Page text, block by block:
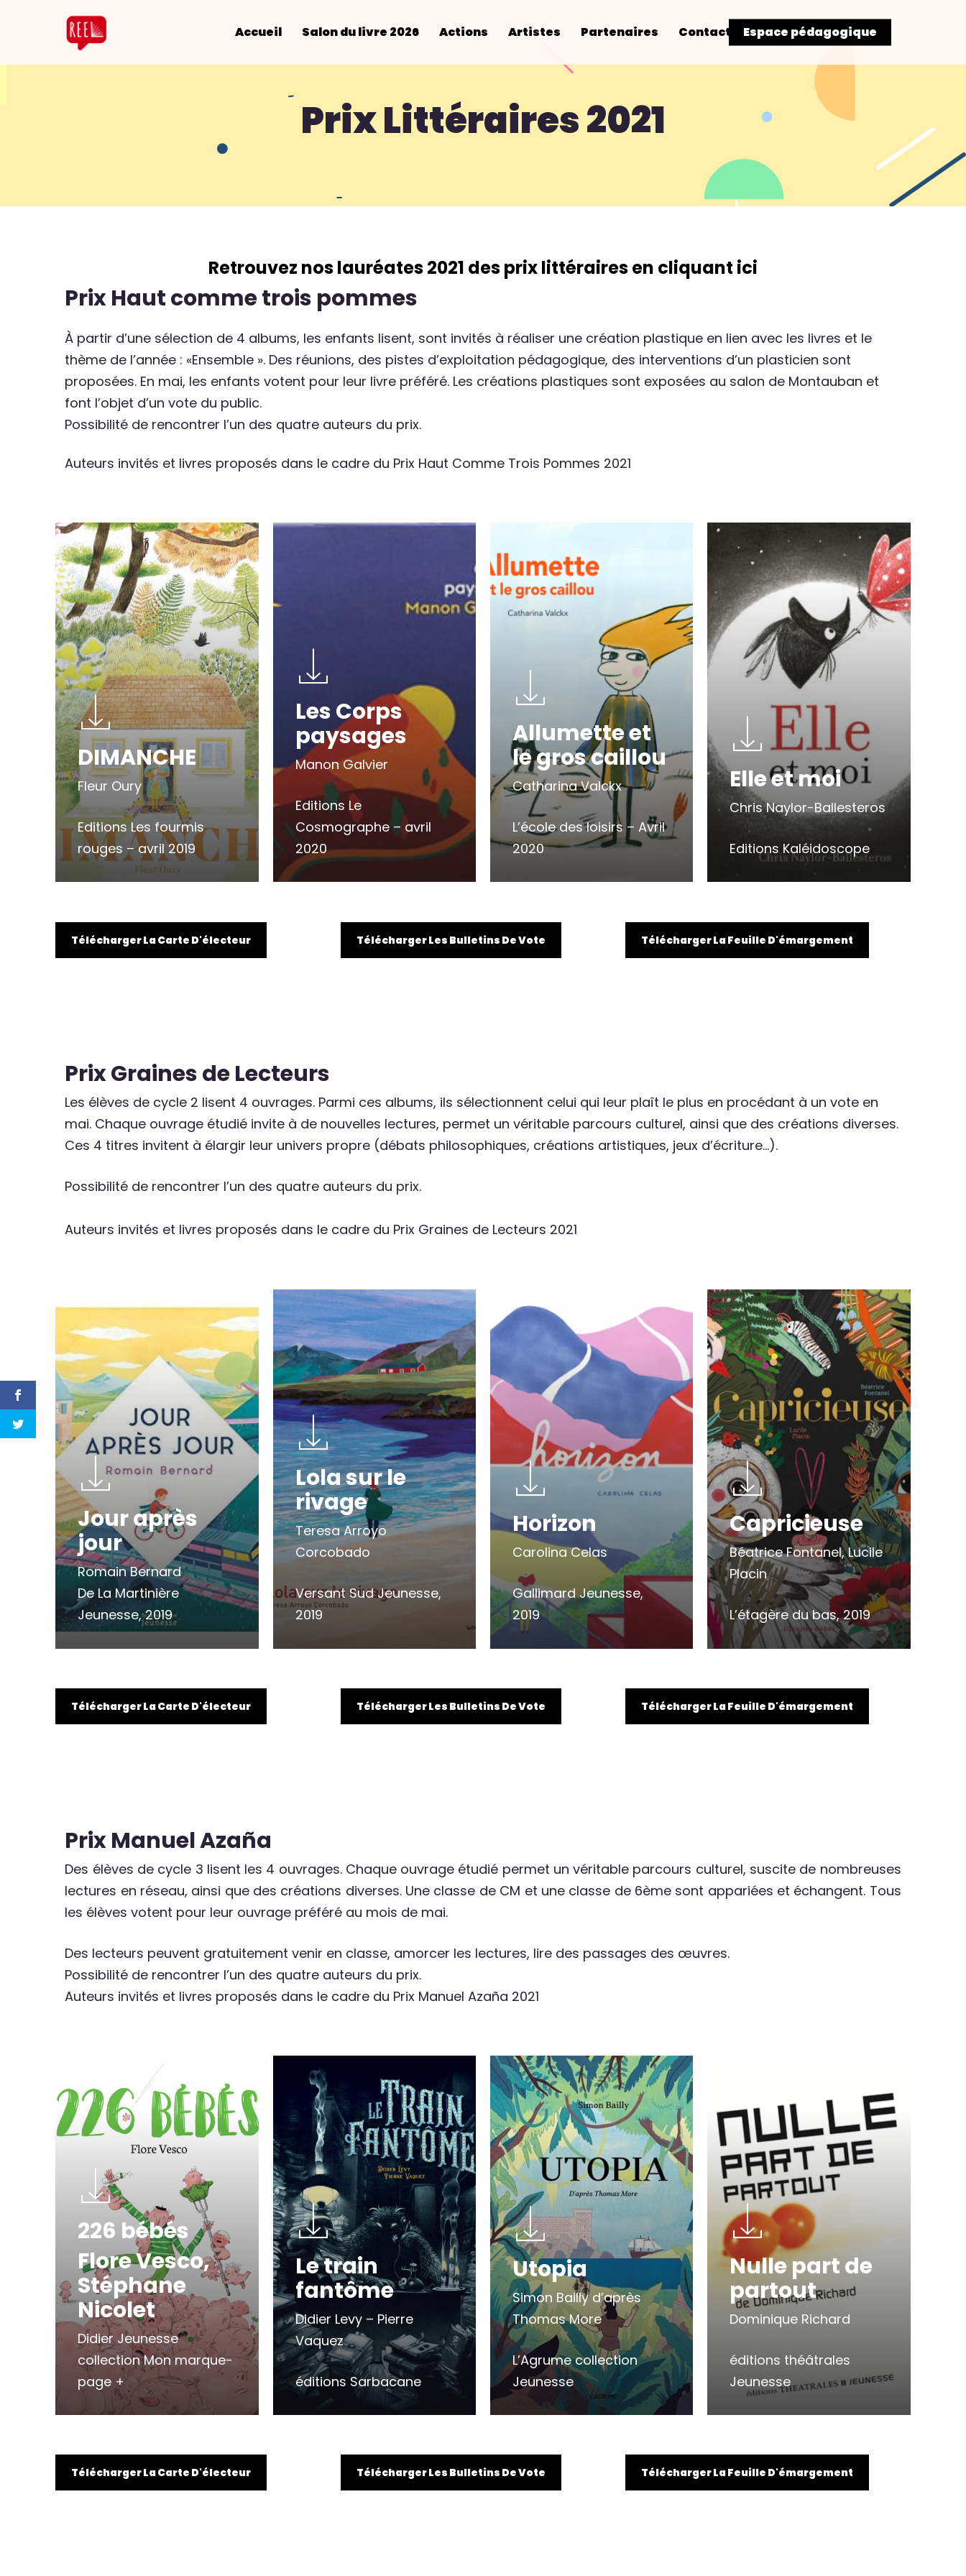
Accueil Salon du livre 2026 Actions Artistes Partenaires Contact Espace pédagogique
Prix Littéraires 2021
Retrouvez nos lauréates 2021 des prix littéraires en cliquant ici
Prix Haut comme trois pommes
À partir d’une sélection de 4 albums, les enfants lisent, sont invités à réaliser une création plastique en lien avec les livres et le
thème de l’année : «Ensemble ». Des réunions, des pistes d’exploitation pédagogique, des interventions d’un plasticien sont
proposées. En mai, les enfants votent pour leur livre préféré. Les créations plastiques sont exposées au salon de Montauban et
font l’objet d’un vote du public.
Possibilité de rencontrer l’un des quatre auteurs du prix.
Auteurs invités et livres proposés dans le cadre du Prix Haut Comme Trois Pommes 2021
DIMANCHE
Fleur Oury
Editions Les fourmis
rouges – avril 2019
Les Corps
paysages
Manon Galvier
Editions Le
Cosmographe – avril
2020
Allumette et
le gros caillou
Catharina Valckx
L’école des loisirs – Avril
2020
Elle et moi
Chris Naylor-Ballesteros
Editions Kaléidoscope
Télécharger La Carte D'électeur Télécharger Les Bulletins De Vote Télécharger La Feuille D'émargement
Prix Graines de Lecteurs
Les élèves de cycle 2 lisent 4 ouvrages. Parmi ces albums, ils sélectionnent celui qui leur plaît le plus en procédant à un vote en
mai. Chaque ouvrage étudié invite à de nouvelles lectures, permet un véritable parcours culturel, ainsi que des créations diverses.
Ces 4 titres invitent à élargir leur univers propre (débats philosophiques, créations artistiques, jeux d’écriture…).
Possibilité de rencontrer l’un des quatre auteurs du prix.
Auteurs invités et livres proposés dans le cadre du Prix Graines de Lecteurs 2021
Jour après
jour
Romain Bernard
De La Martinière
Jeunesse, 2019
Lola sur le
rivage
Teresa Arroyo
Corcobado
Versant Sud Jeunesse,
2019
Horizon
Carolina Celas
Gallimard Jeunesse,
2019
Capricieuse
Béatrice Fontanel, Lucile
Placin
L’étagère du bas, 2019
Télécharger La Carte D'électeur Télécharger Les Bulletins De Vote Télécharger La Feuille D'émargement
Prix Manuel Azaña
Des élèves de cycle 3 lisent les 4 ouvrages. Chaque ouvrage étudié permet un véritable parcours culturel, suscite de nombreuses
lectures en réseau, ainsi que des créations diverses. Une classe de CM et une classe de 6ème sont appariées et échangent. Tous
les élèves votent pour leur ouvrage préféré au mois de mai.
Des lecteurs peuvent gratuitement venir en classe, amorcer les lectures, lire des passages des œuvres.
Possibilité de rencontrer l’un des quatre auteurs du prix.
Auteurs invités et livres proposés dans le cadre du Prix Manuel Azaña 2021
226 bébés
Flore Vesco,
Stéphane
Nicolet
Didier Jeunesse
collection Mon marque-
page +
Le train
fantôme
Didier Levy – Pierre
Vaquez
éditions Sarbacane
Utopia
Simon Bailly d’après
Thomas More
L’Agrume collection
Jeunesse
Nulle part de
partout
Dominique Richard
éditions théâtrales
Jeunesse
Télécharger La Carte D'électeur Télécharger Les Bulletins De Vote Télécharger La Feuille D'émargement